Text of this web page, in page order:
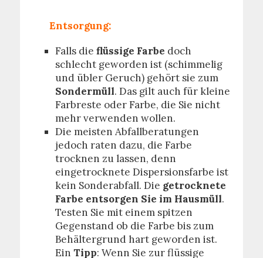
Entsorgung:
Falls die flüssige Farbe doch
schlecht geworden ist (schimmelig
und übler Geruch) gehört sie zum
Sondermüll. Das gilt auch für kleine
Farbreste oder Farbe, die Sie nicht
mehr verwenden wollen.
Die meisten Abfallberatungen
jedoch raten dazu, die Farbe
trocknen zu lassen, denn
eingetrocknete Dispersionsfarbe ist
kein Sonderabfall. Die getrocknete
Farbe entsorgen Sie im Hausmüll.
Testen Sie mit einem spitzen
Gegenstand ob die Farbe bis zum
Behältergrund hart geworden ist.
Ein Tipp: Wenn Sie zur flüssige